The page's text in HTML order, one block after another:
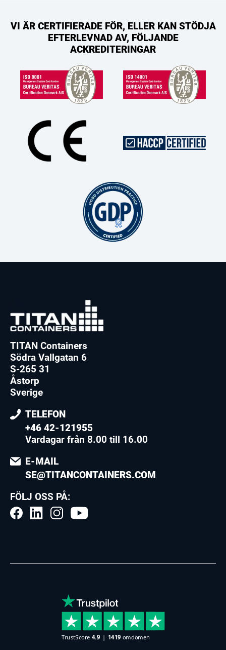
VI ÄR CERTIFIERADE FÖR, ELLER KAN STÖDJA
EFTERLEVNAD AV, FÖLJANDE
ACKREDITERINGAR
TITAN Containers
Södra Vallgatan 6
S-265 31
Åstorp
Sverige
TELEFON
+46 42-121955
Vardagar från 8.00 till 16.00
E-MAIL
SE@TITANCONTAINERS.COM
FÖLJ OSS PÅ: